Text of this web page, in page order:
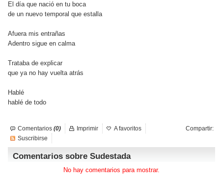
El día que nació en tu boca
de un nuevo temporal que estalla
Afuera mis entrañas
Adentro sigue en calma
Trataba de explicar
que ya no hay vuelta atrás
Hablé
hablé de todo
Comentarios (0) Compartir:
Imprimir
A favoritos
Suscribirse
Comentarios sobre Sudestada
No hay comentarios para mostrar.